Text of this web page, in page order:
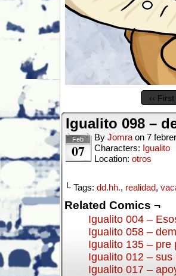
‹‹ First
Igualito 098 –
Feb
07
By Jomra on 7
Characters: Igualito
Location: otros
└ Tags: dd.hh., realidad,
Related Comics ¬
Igualito 004 –
Igualito 058 –
Igualito 135 – pre
Igualito 012 – sus
Igualito 017 –